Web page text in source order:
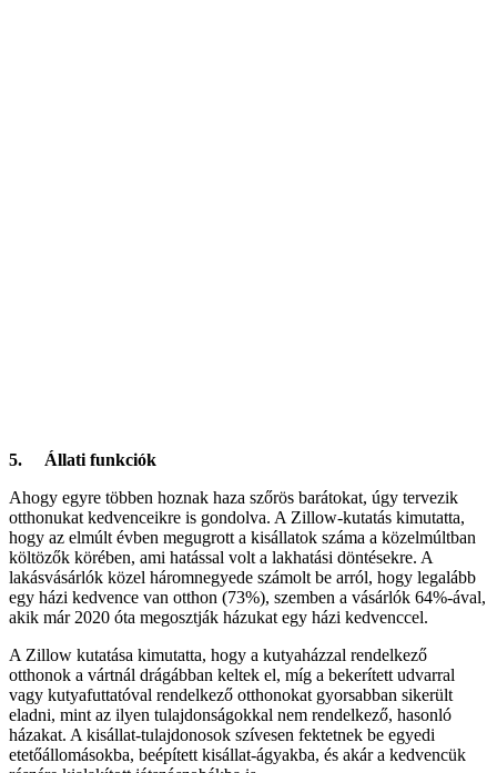
5. Állati funkciók
Ahogy egyre többen hoznak haza szőrös barátokat, úgy tervezik
otthonukat kedvenceikre is gondolva. A Zillow-kutatás kimutatta,
hogy az elmúlt évben megugrott a kisállatok száma a közelmúltban
költözők körében, ami hatással volt a lakhatási döntésekre. A
lakásvásárlók közel háromnegyede számolt be arról, hogy legalább
egy házi kedvence van otthon (73%), szemben a vásárlók 64%-ával,
akik már 2020 óta megosztják házukat egy házi kedvenccel.
A Zillow kutatása kimutatta, hogy a kutyaházzal rendelkező
otthonok a vártnál drágábban keltek el, míg a bekerített udvarral
vagy kutyafuttatóval rendelkező otthonokat gyorsabban sikerült
eladni, mint az ilyen tulajdonságokkal nem rendelkező, hasonló
házakat. A kisállat-tulajdonosok szívesen fektetnek be egyedi
etetőállomásokba, beépített kisállat-ágyakba, és akár a kedvencük